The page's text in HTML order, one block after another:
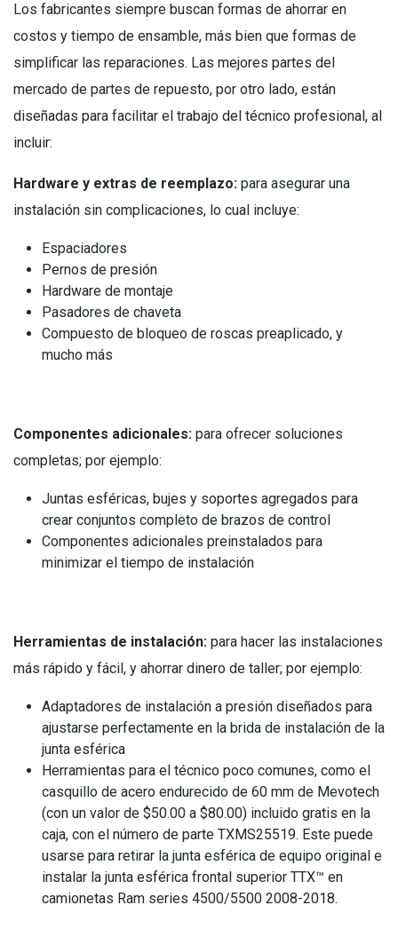
Los fabricantes siempre buscan formas de ahorrar en
costos y tiempo de ensamble, más bien que formas de
simplificar las reparaciones. Las mejores partes del
mercado de partes de repuesto, por otro lado, están
diseñadas para facilitar el trabajo del técnico profesional, al
incluir:
Hardware y extras de reemplazo: para asegurar una
instalación sin complicaciones, lo cual incluye:
Espaciadores
Pernos de presión
Hardware de montaje
Pasadores de chaveta
Compuesto de bloqueo de roscas preaplicado, y
mucho más
Componentes adicionales: para ofrecer soluciones
completas; por ejemplo:
Juntas esféricas, bujes y soportes agregados para
crear conjuntos completo de brazos de control
Componentes adicionales preinstalados para
minimizar el tiempo de instalación
Herramientas de instalación: para hacer las instalaciones
más rápido y fácil, y ahorrar dinero de taller; por ejemplo:
Adaptadores de instalación a presión diseñados para
ajustarse perfectamente en la brida de instalación de la
junta esférica
Herramientas para el técnico poco comunes, como el
casquillo de acero endurecido de 60 mm de Mevotech
(con un valor de $50.00 a $80.00) incluido gratis en la
caja, con el número de parte TXMS25519. Este puede
usarse para retirar la junta esférica de equipo original e
instalar la junta esférica frontal superior TTX™ en
camionetas Ram series 4500/5500 2008-2018.